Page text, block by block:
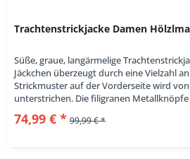
Trachtenstrickjacke Damen
Süße, graue, langärmelige
Jäckchen überzeugt durch eine Vielzahl
Strickmuster auf der Vorderseite wird
unterstrichen. Die filigranen Metallknöpfe
74,99 € * 99,99 € *